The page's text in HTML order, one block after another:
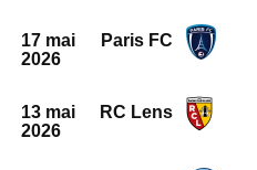
17 mai
2026
Paris FC
13 mai
2026
RC Lens